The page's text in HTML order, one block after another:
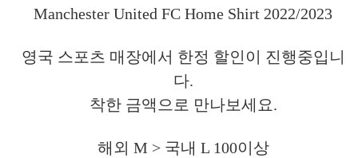
Manchester United FC Home Shirt 2022/2023
영국 스포츠 매장에서 한정 할인이 진행중입니
다.
착한 금액으로 만나보세요.
해외 M > 국내 L 100이상